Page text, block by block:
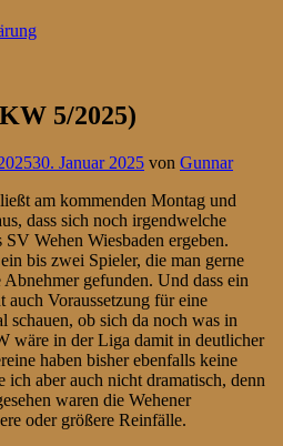
5/2025)
30. Januar 2025 von Gunnar
am kommenden Montag und
dass sich noch irgendwelche
Wehen Wiesbaden ergeben.
bis zwei Spieler, die man gerne
gefunden. Und dass ein
Voraussetzung für eine
ob sich da noch was in
wäre in der Liga damit in deutlicher
haben bisher ebenfalls keine
ich aber auch nicht dramatisch, denn
waren die Wehener
oder größere Reinfälle.